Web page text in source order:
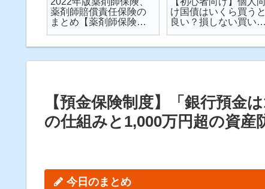
薬剤師賠償責任保険の
まとめ【薬剤師保険】
け国債はいくら買うと
良い？損しない買い方
【預金保険制度】「銀行預金
の仕組みと1,000万円超の資産
今日のまとめ